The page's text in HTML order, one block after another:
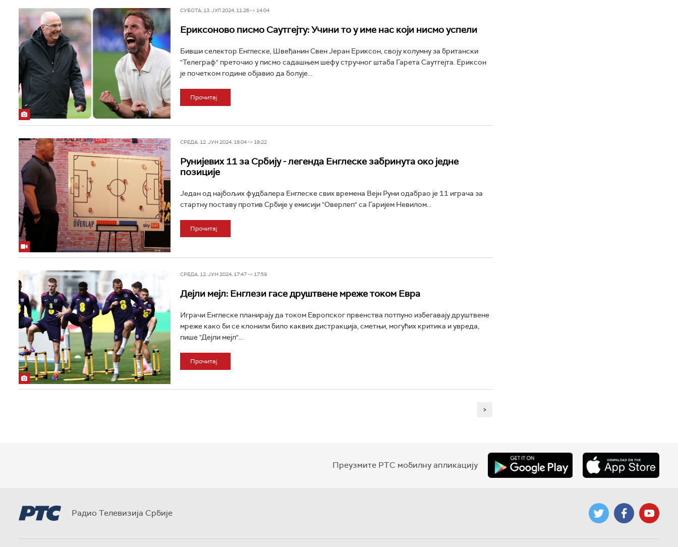
СУБОТА, 13. ЈУЛ 2024, 11:26 -> 14:04
Ериксоново писмо Саутгејту: Учини то у име нас који нисмо успели
Бивши селектор Енглеске, Швеђанин Свен Јеран Ериксон, своју колумну за британски
"Телеграф" преточио у писмо садашњем шефу стручног штаба Гарета Саутгејта. Ериксон
je почетком године објавио да болује...
Прочитај
СРЕДА, 12. ЈУН 2024, 18:04 -> 18:22
Рунијевих 11 за Србију - легенда Енглеске забринута око једне
позиције
Један од најбољих фудбалера Енглеске свих времена Вејн Руни одабрао је 11 играча за
стартну поставу против Србије у емисији "Оверлеп" са Гаријем Невилом...
Прочитај
СРЕДА, 12. ЈУН 2024, 17:47 -> 17:59
Дејли мејл: Енглези гасе друштвене мреже током Евра
Играчи Енглеске планирају да током Европског првенства потпуно избегавају друштвене
мреже како би се клонили било каквих дистракција, сметњи, могућих критика и увреда,
пише "Дејли мејл"...
Прочитај
>
Преузмите РТС мобилну апликацију
Радио Телевизија Србије